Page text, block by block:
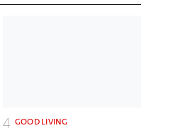
GOOD LIVING